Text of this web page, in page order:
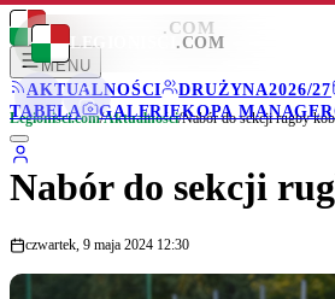
LEGIONISCI .COM
MENU
AKTUALNOŚCI
DRUŻYNA2026/27
TABELA
GALERIEKOPA MANAGER
LEGIONISCI .COM
Legionisci.com/Aktualności/Nabór do sekcji rugby
Nabór do sekcji
czwartek, 9 maja 2024 12:30